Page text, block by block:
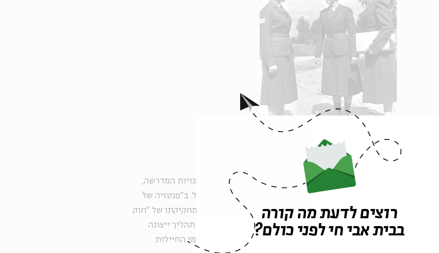
ברונפלד-שטיין, דוקטור למגדר ובעלת תואר שני בפקולטה לאמנויות המדרשה,
בחנה לאורך השנים מאות ואולי אלפי תצלומים של חיילות צה"ל. ב"פנטזיה של
מדינה" היא סוקרת תצלומים של חיילות מהשנים 1968-1948, מחקיקתו של "חוק
שירות ביטחון", המגייס נשים לצה"ל, ועד לשנים שבהן הושלם תהליך ייצוגה
הרשמי של החיילת הישראלית, זה שנהיה לאב-טיפוס של תצלומי החיילות
רוצים לדעת מה קורה
בבית אבי חי לפני כולם?